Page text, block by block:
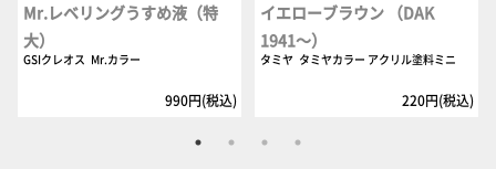
Mr.レベリングうすめ液（特
大）
GSIクレオス Mr.カラー
990円(税込)
イエローブラウン （DAK
1941～）
タミヤ タミヤカラー アクリル塗料ミニ
220円(税込)